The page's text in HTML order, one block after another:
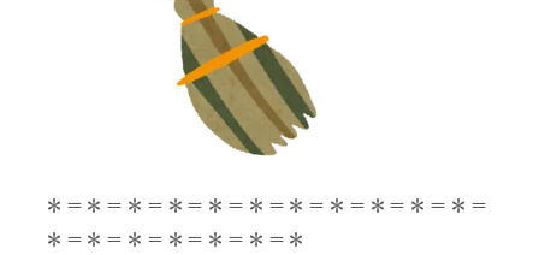
＊＝＊＝＊＝＊＝＊＝＊＝＊＝＊＝＊＝＊＝＊＝
＊＝＊＝＊＝＊＝＊＝＊＝＊